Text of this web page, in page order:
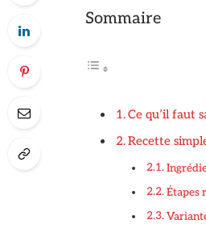
Sommaire
Ce qu’il faut
Recette
Étapes